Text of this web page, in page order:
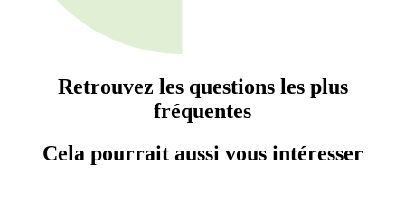
Retrouvez les questions les plus
fréquentes
Cela pourrait aussi vous intéresser